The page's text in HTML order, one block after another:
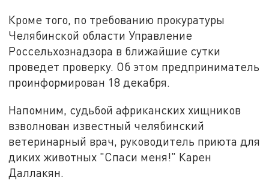
Кроме того, по требованию прокуратуры
Челябинской области Управление
Россельхознадзора в ближайшие сутки
проведет проверку. Об этом предприниматель
проинформирован 18 декабря.
Напомним, судьбой африканских хищников
взволнован известный челябинский
ветеринарный врач, руководитель приюта для
диких животных "Спаси меня!" Карен
Даллакян.